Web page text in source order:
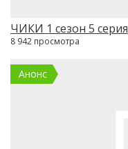
ЧИКИ 1 сезон 5 серия
8 942 просмотра
Анонс